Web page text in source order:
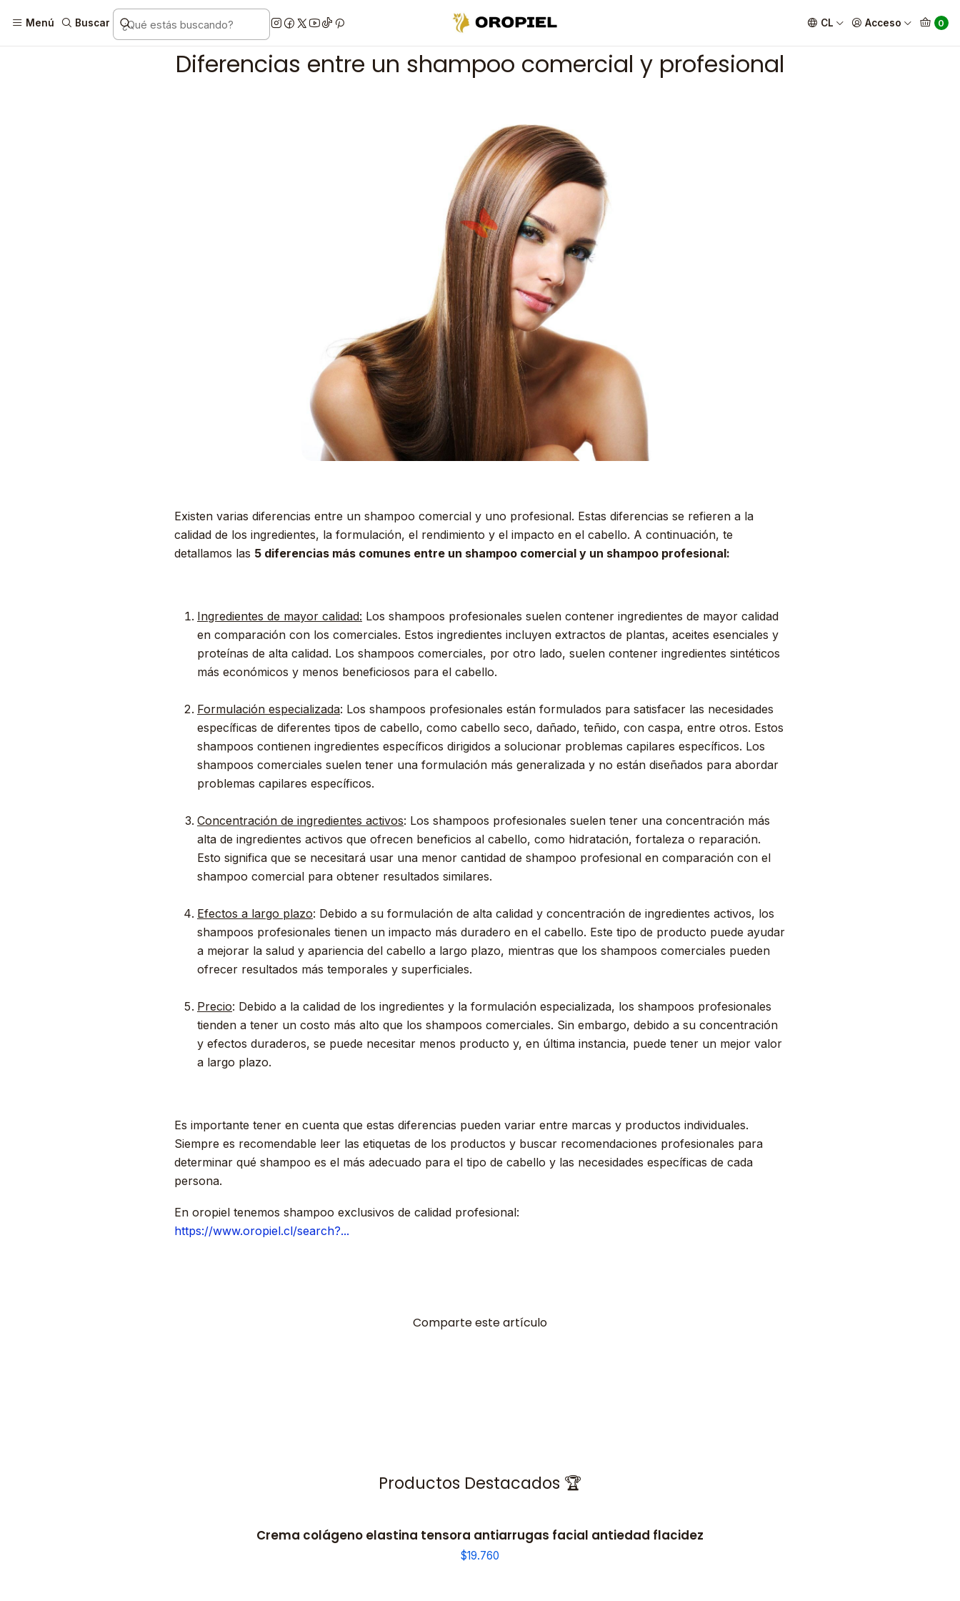
Menú Buscar CL Acceso 0
Inicio Diferencias entre un shampoo comercial y profesional
Diferencias entre un shampoo comercial y profesional
Existen varias diferencias entre un shampoo comercial y uno profesional. Estas diferencias se refieren a la
calidad de los ingredientes, la formulación, el rendimiento y el impacto en el cabello. A continuación, te
detallamos las 5 diferencias más comunes entre un shampoo comercial y un shampoo profesional:
Ingredientes de mayor calidad: Los shampoos profesionales suelen contener ingredientes de mayor calidad
en comparación con los comerciales. Estos ingredientes incluyen extractos de plantas, aceites esenciales y
proteínas de alta calidad. Los shampoos comerciales, por otro lado, suelen contener ingredientes sintéticos
más económicos y menos beneficiosos para el cabello.
Formulación especializada: Los shampoos profesionales están formulados para satisfacer las necesidades
específicas de diferentes tipos de cabello, como cabello seco, dañado, teñido, con caspa, entre otros. Estos
shampoos contienen ingredientes específicos dirigidos a solucionar problemas capilares específicos. Los
shampoos comerciales suelen tener una formulación más generalizada y no están diseñados para abordar
problemas capilares específicos.
Concentración de ingredientes activos: Los shampoos profesionales suelen tener una concentración más
alta de ingredientes activos que ofrecen beneficios al cabello, como hidratación, fortaleza o reparación.
Esto significa que se necesitará usar una menor cantidad de shampoo profesional en comparación con el
shampoo comercial para obtener resultados similares.
Efectos a largo plazo: Debido a su formulación de alta calidad y concentración de ingredientes activos, los
shampoos profesionales tienen un impacto más duradero en el cabello. Este tipo de producto puede ayudar
a mejorar la salud y apariencia del cabello a largo plazo, mientras que los shampoos comerciales pueden
ofrecer resultados más temporales y superficiales.
Precio: Debido a la calidad de los ingredientes y la formulación especializada, los shampoos profesionales
tienden a tener un costo más alto que los shampoos comerciales. Sin embargo, debido a su concentración
y efectos duraderos, se puede necesitar menos producto y, en última instancia, puede tener un mejor valor
a largo plazo.
Es importante tener en cuenta que estas diferencias pueden variar entre marcas y productos individuales.
Siempre es recomendable leer las etiquetas de los productos y buscar recomendaciones profesionales para
determinar qué shampoo es el más adecuado para el tipo de cabello y las necesidades específicas de cada
persona.
En oropiel tenemos shampoo exclusivos de calidad profesional:
https://www.oropiel.cl/search?...
Comparte este artículo
Productos Destacados 🏆
Crema colágeno elastina tensora antiarrugas facial antiedad flacidez
$19.760